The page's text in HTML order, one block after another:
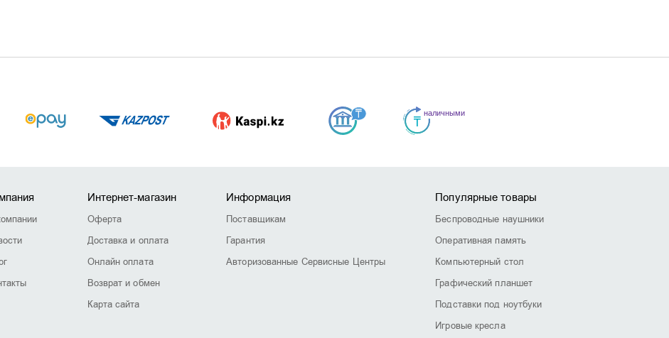
Интернет-магазин
Оферта
Доставка и оплата
Онлайн оплата
Возврат и обмен
Карта сайта
Информация
Поставщикам
Гарантия
Авторизованные Сервисные Центры
Популярные товары
Беспроводные наушники
Оперативная память
Компьютерный стол
Графический планшет
Подставки под ноутбуки
Игровые кресла